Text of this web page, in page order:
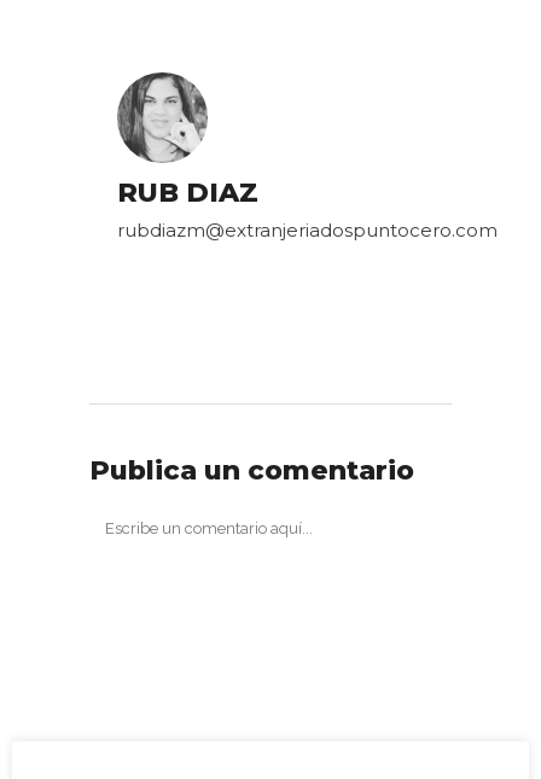
RUB DIAZ
rubdiazm@extranjeriadospuntocero.com
Publica un comentario